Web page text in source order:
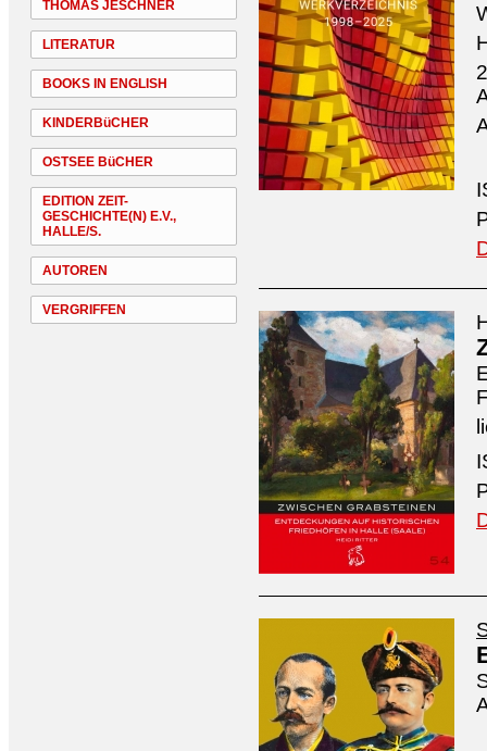
THOMAS JESCHNER
LITERATUR
BOOKS IN ENGLISH
KINDERBüCHER
OSTSEE BüCHER
EDITION ZEIT-
GESCHICHTE(N) E.V.,
HALLE/S.
AUTOREN
VERGRIFFEN